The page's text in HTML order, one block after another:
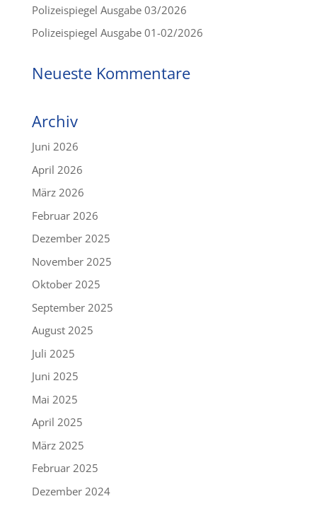
Polizeispiegel Ausgabe 03/2026
Polizeispiegel Ausgabe 01-02/2026
Neueste Kommentare
Archiv
Juni 2026
April 2026
März 2026
Februar 2026
Dezember 2025
November 2025
Oktober 2025
September 2025
August 2025
Juli 2025
Juni 2025
Mai 2025
April 2025
März 2025
Februar 2025
Dezember 2024